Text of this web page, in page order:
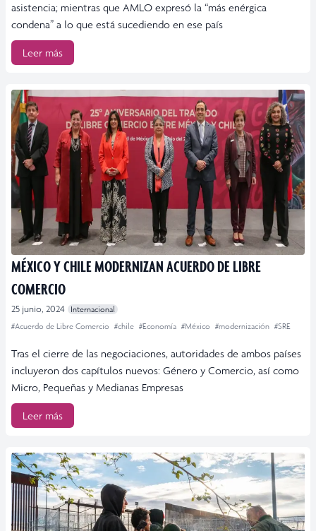
asistencia; mientras que AMLO expresó la “más enérgica
condena” a lo que está sucediendo en ese país
Leer más
MÉXICO Y CHILE MODERNIZAN ACUERDO DE LIBRE
COMERCIO
25 junio, 2024
Internacional
#Acuerdo de Libre Comercio #chile #Economía #México #modernización #SRE
Tras el cierre de las negociaciones, autoridades de ambos países
incluyeron dos capítulos nuevos: Género y Comercio, así como
Micro, Pequeñas y Medianas Empresas
Leer más